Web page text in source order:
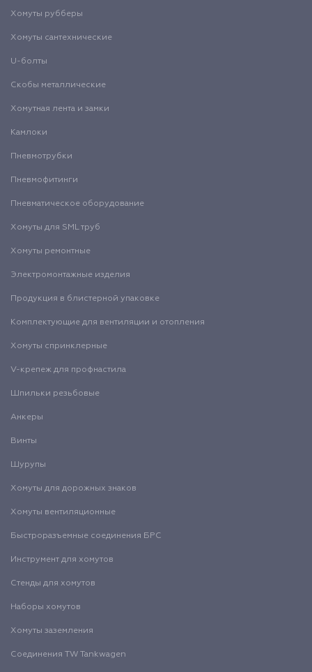
Хомуты рубберы
Хомуты сантехнические
U-болты
Скобы металлические
Хомутная лента и замки
Камлоки
Пневмотрубки
Пневмофитинги
Пневматическое оборудование
Хомуты для SML труб
Хомуты ремонтные
Электромонтажные изделия
Продукция в блистерной упаковке
Комплектующие для вентиляции и отопления
Хомуты спринклерные
V-крепеж для профнастила
Шпильки резьбовые
Анкеры
Винты
Шурупы
Хомуты для дорожных знаков
Хомуты вентиляционные
Быстроразъемные соединения БРС
Инструмент для хомутов
Стенды для хомутов
Наборы хомутов
Хомуты заземления
Соединения TW Tankwagen